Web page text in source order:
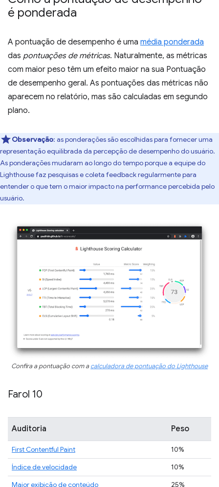
é ponderada
A pontuação de desempenho é uma média ponderada
das pontuações de métricas. Naturalmente, as métricas
com maior peso têm um efeito maior na sua Pontuação
de desempenho geral. As pontuações das métricas não
aparecem no relatório, mas são calculadas em segundo
plano.
Observação: as ponderações são escolhidas para fornecer uma
representação equilibrada da percepção de desempenho do usuário.
As ponderações mudaram ao longo do tempo porque a equipe do
Lighthouse faz pesquisas e coleta feedback regularmente para
entender o que tem o maior impacto na performance percebida pelo
usuário.
Confira a pontuação com acalculadora de pontuação do Lighthouse
Farol 10
Auditoria Peso
First Contentful Paint
10%
Índice de velocidade
10%
Maior exibição de conteúdo
25%